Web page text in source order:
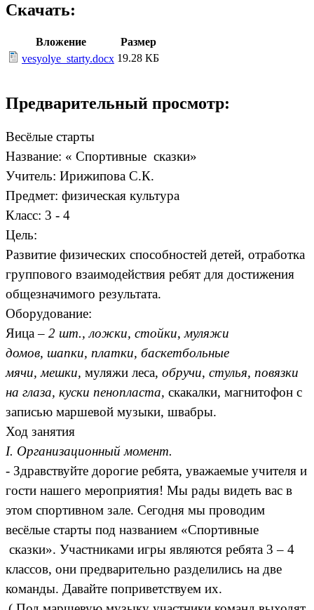
Скачать:
Вложение
Размер
vesyolye_starty.docx 19.28 КБ
Предварительный просмотр:
Весёлые старты
Название: « Спортивные сказки»
Учитель: Ирижипова С.К.
Предмет: физическая культура
Класс: 3 - 4
Цель:
Развитие физических способностей детей, отработка
группового взаимодействия ребят для достижения
общезначимого результата.
Оборудование:
Яица – 2 шт., ложки, стойки,муляжи
домов, шапки, платки, баскетбольные
мячи, мешки, муляжи леса, обручи, стулья, повязки
на глаза, куски пенопласта, скакалки, магнитофон с
записью маршевой музыки, швабры.
Ход занятия
I. Организационный момент.
- Здравствуйте дорогие ребята, уважаемые учителя и
гости нашего мероприятия! Мы рады видеть вас в
этом спортивном зале. Сегодня мы проводим
весёлые старты под названием «Спортивные
сказки». Участниками игры являются ребята 3 – 4
классов, они предварительно разделились на две
команды. Давайте поприветствуем их.